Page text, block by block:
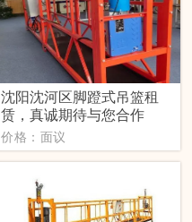
沈阳沈河区脚蹬式吊篮租
赁，真诚期待与您合作
价格：面议